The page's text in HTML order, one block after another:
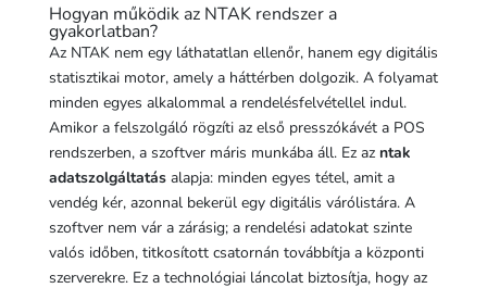
Hogyan működik az NTAK rendszer a
gyakorlatban?
Az NTAK nem egy láthatatlan ellenőr, hanem egy digitális
statisztikai motor, amely a háttérben dolgozik. A folyamat
minden egyes alkalommal a rendelésfelvétellel indul.
Amikor a felszolgáló rögzíti az első presszókávét a POS
rendszerben, a szoftver máris munkába áll. Ez az ntak
adatszolgáltatásalapja: minden egyes tétel, amit a
vendég kér, azonnal bekerül egy digitális várólistára. A
szoftver nem vár a zárásig; a rendelési adatokat szinte
valós időben, titkosított csatornán továbbítja a központi
szerverekre. Ez a technológiai láncolat biztosítja, hogy az